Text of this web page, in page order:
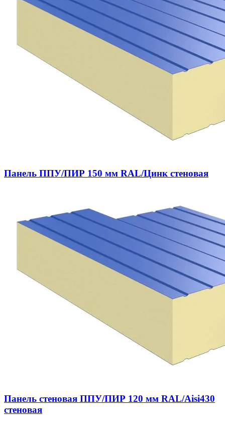
Панель ППУ/ПИР 150 мм RAL/Цинк стеновая
Панель стеновая ППУ/ПИР 120 мм RAL/Aisi430
стеновая